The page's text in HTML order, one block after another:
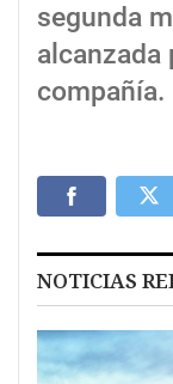
segunda
alcanzada
compañía.
NOTICIAS